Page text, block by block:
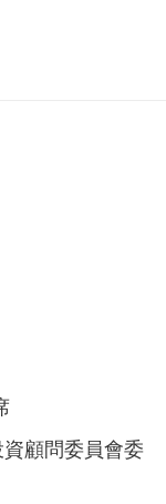
顧問委員會委